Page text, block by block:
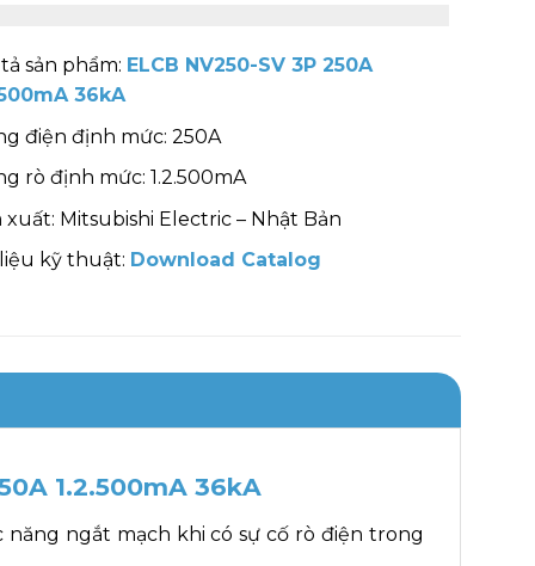
sản phẩm: ELCB NV250-SV 3P 250A
36kA
điện định mức: 250A
rò định mức: 1.2.500mA
xuất: Mitsubishi Electric – Nhật Bản
kỹ thuật: Download Catalog
1.2.500mA 36kA
ngắt mạch khi có sự cố rò điện trong